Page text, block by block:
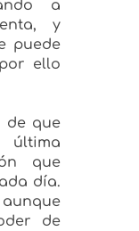
a
y
puede
ello
de que
que
día.
de